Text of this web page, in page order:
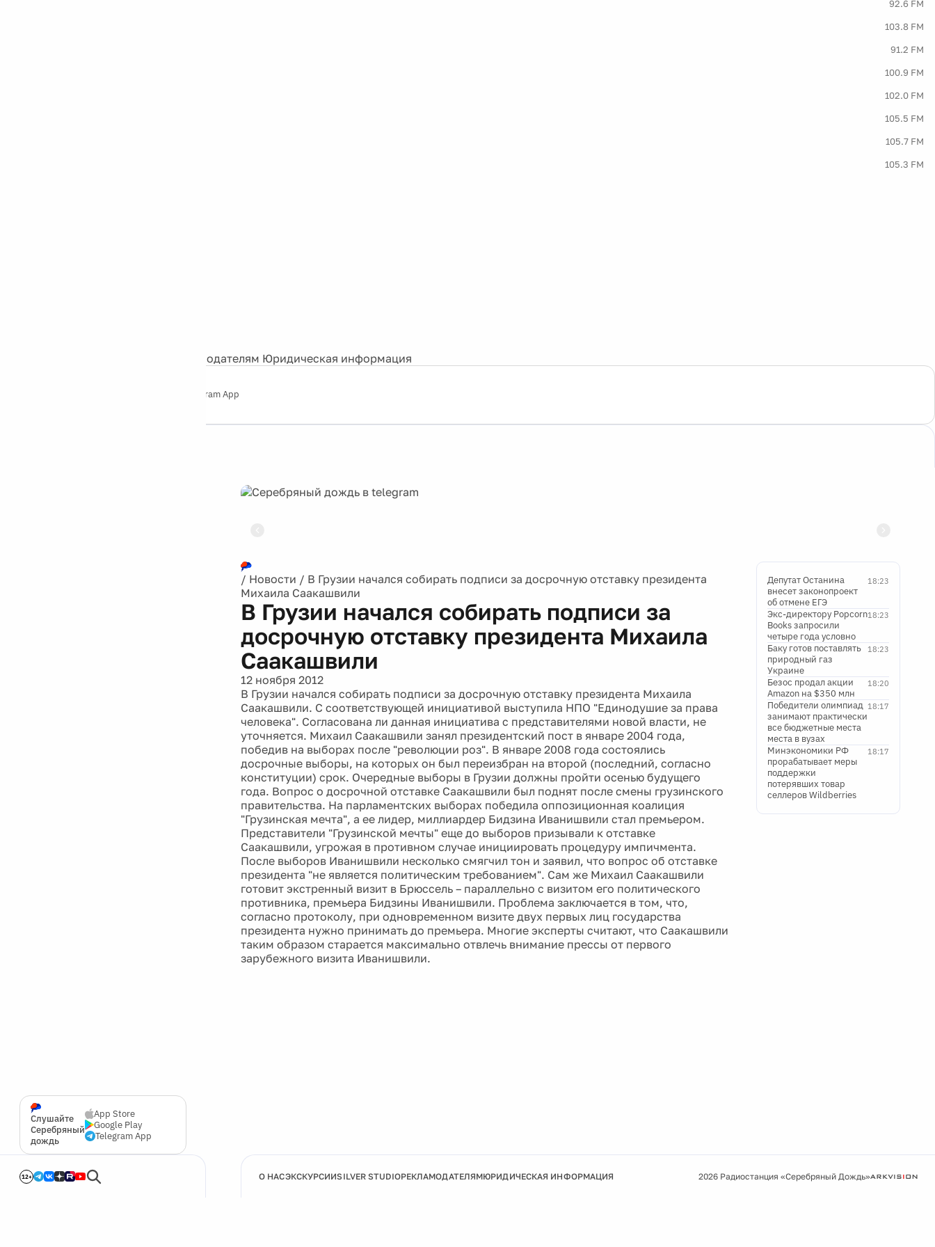
92.6 FM
103.8 FM
91.2 FM
100.9 FM
102.0 FM
105.5 FM
105.7 FM
105.3 FM
Рекламодателям Юридическая информация
Telegram App
Слушайте
Серебряный
дождь
App Store
Google Play
Telegram App
12+
/ Новости / В Грузии начался собирать подписи за досрочную отставку президента
Михаила Саакашвили
В Грузии начался собирать подписи за
досрочную отставку президента Михаила
Саакашвили
12 ноября 2012
В Грузии начался собирать подписи за досрочную отставку президента Михаила
Саакашвили. С соответствующей инициативой выступила НПО "Единодушие за права
человека". Согласована ли данная инициатива с представителями новой власти, не
уточняется. Михаил Саакашвили занял президентский пост в январе 2004 года,
победив на выборах после "революции роз". В январе 2008 года состоялись
досрочные выборы, на которых он был переизбран на второй (последний, согласно
конституции) срок. Очередные выборы в Грузии должны пройти осенью будущего
года. Вопрос о досрочной отставке Саакашвили был поднят после смены грузинского
правительства. На парламентских выборах победила оппозиционная коалиция
"Грузинская мечта", а ее лидер, миллиардер Бидзина Иванишвили стал премьером.
Представители "Грузинской мечты" еще до выборов призывали к отставке
Саакашвили, угрожая в противном случае инициировать процедуру импичмента.
После выборов Иванишвили несколько смягчил тон и заявил, что вопрос об отставке
президента "не является политическим требованием". Сам же Михаил Саакашвили
готовит экстренный визит в Брюссель – параллельно с визитом его политического
противника, премьера Бидзины Иванишвили. Проблема заключается в том, что,
согласно протоколу, при одновременном визите двух первых лиц государства
президента нужно принимать до премьера. Многие эксперты считают, что Саакашвили
таким образом старается максимально отвлечь внимание прессы от первого
зарубежного визита Иванишвили.
18:23
Депутат Останина
внесет законопроект
об отмене ЕГЭ
18:23
Экс-директору Popcorn
Books запросили
четыре года условно
18:23
Баку готов поставлять
природный газ
Украине
18:20
Безос продал акции
Amazon на $350 млн
18:17
Победители олимпиад
занимают практически
все бюджетные места
места в вузах
18:17
Минэкономики РФ
прорабатывает меры
поддержки
потерявших товар
селлеров Wildberries
О НАСЭКСКУРСИИSILVER STUDIOРЕКЛАМОДАТЕЛЯМЮРИДИЧЕСКАЯ ИНФОРМАЦИЯ 2026 Радиостанция «Серебряный Дождь»